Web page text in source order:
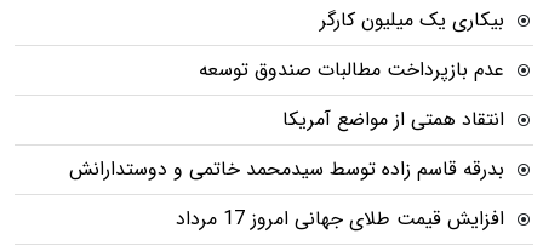
بیکاری یک میلیون کارگر
عدم بازپرداخت مطالبات صندوق توسعه
انتقاد همتی از مواضع آمریکا
بدرقه قاسم زاده توسط سیدمحمد خاتمی و دوستدارانش
افزایش قیمت طلای جهانی امروز 17 مرداد